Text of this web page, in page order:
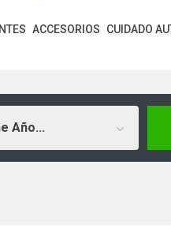
ACCESORIOS CUIDADO
Año...